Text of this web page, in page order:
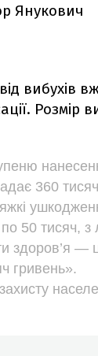
Янукович
вибухів
Розмір
360
50 тисяч, з
здоров’я —
гривень».